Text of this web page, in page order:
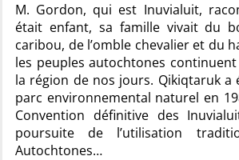
M. Gordon, qui est Inuvialuit,
était enfant, sa famille vivait du
caribou, de l’omble chevalier et du
les peuples autochtones
la région de nos jours. Qikiqtaruk a
parc environnemental naturel en
Convention définitive des
poursuite de l’utilisation
Autochtones…